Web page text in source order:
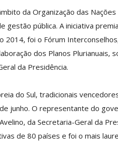
da Organização das
gestão pública. A iniciativa
2014, foi o Fórum
dos Planos Plurianuais,
da Presidência.
do Sul, tradicionais
junho. O representante do
da Secretaria-Geral da
de 80 países e foi o mais
Participe Da Palestra
Sobre Geração De
Renda E Escolhas…
IMPRENSA